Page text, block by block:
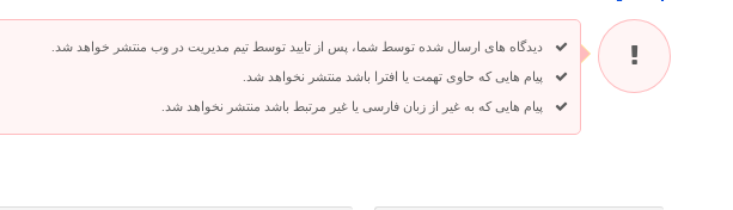
دیدگاه های ارسال شده توسط شما، پس از تایید توسط تیم مدیریت در وب منتشر خواهد شد.
پیام هایی که حاوی تهمت یا افترا باشد منتشر نخواهد شد.
پیام هایی که به غیر از زبان فارسی یا غیر مرتبط باشد منتشر نخواهد شد.